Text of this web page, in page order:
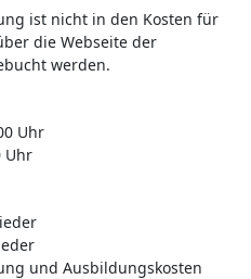
ist nicht in den Kosten für
die Webseite der
werden.
Uhr
Uhr
und Ausbildungskosten